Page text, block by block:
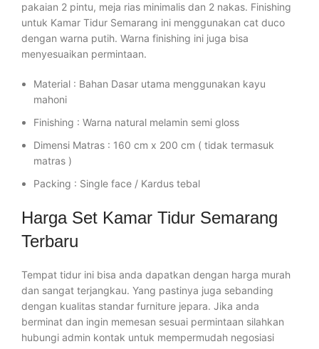
pakaian 2 pintu, meja rias minimalis dan 2 nakas. Finishing
untuk Kamar Tidur Semarang ini menggunakan cat duco
dengan warna putih. Warna finishing ini juga bisa
menyesuaikan permintaan.
Material : Bahan Dasar utama menggunakan kayu
mahoni
Finishing : Warna natural melamin semi gloss
Dimensi Matras : 160 cm x 200 cm ( tidak termasuk
matras )
Packing : Single face / Kardus tebal
Harga Set Kamar Tidur Semarang
Terbaru
Tempat tidur ini bisa anda dapatkan dengan harga murah
dan sangat terjangkau. Yang pastinya juga sebanding
dengan kualitas standar furniture jepara. Jika anda
berminat dan ingin memesan sesuai permintaan silahkan
hubungi admin kontak untuk mempermudah negosiasi